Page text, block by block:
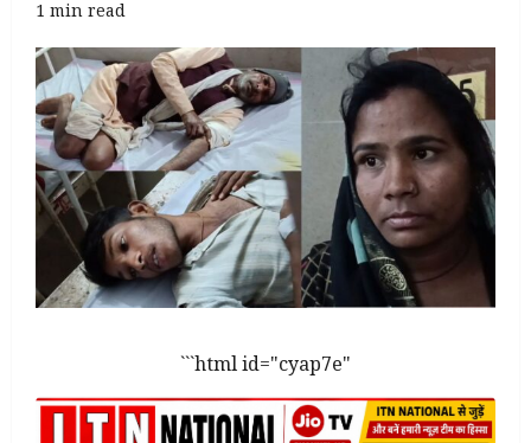
1 min read
```html id="cyap7e"